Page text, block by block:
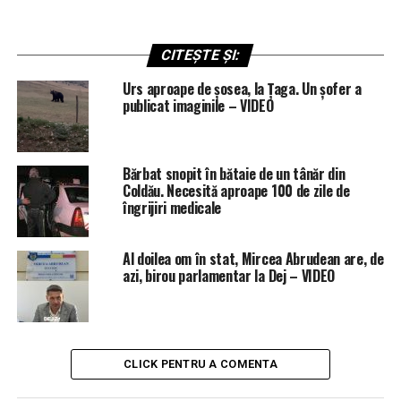
CITEȘTE ȘI:
Urs aproape de șosea, la Țaga. Un șofer a
publicat imaginile – VIDEO
Bărbat snopit în bătaie de un tânăr din
Coldău. Necesită aproape 100 de zile de
îngrijiri medicale
Al doilea om în stat, Mircea Abrudean are, de
azi, birou parlamentar la Dej – VIDEO
CLICK PENTRU A COMENTA